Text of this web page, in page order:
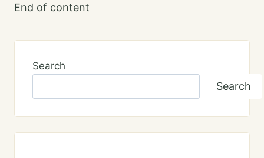
End of content
Search
Search